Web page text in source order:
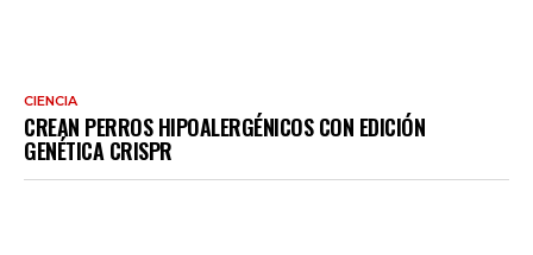
CIENCIA
CREAN PERROS HIPOALERGÉNICOS CON EDICIÓN
GENÉTICA CRISPR